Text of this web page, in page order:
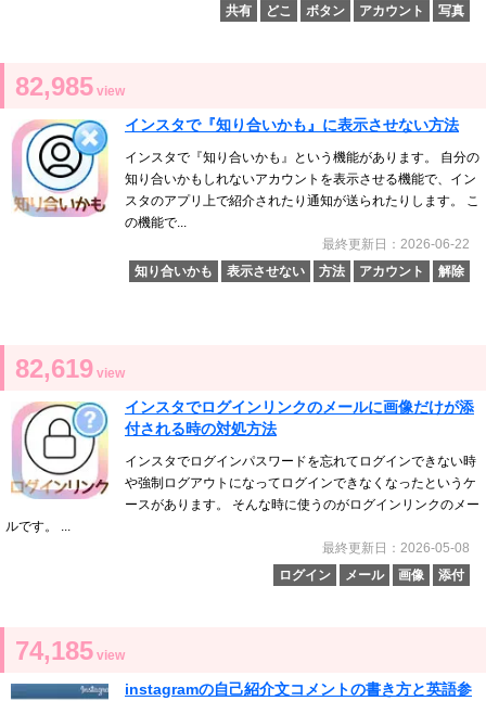
共有
どこ ボタン アカウント 写真
82,985 view
インスタで『知り合いかも』に表示させない方法
インスタで『知り合いかも』という機能があります。 自分の
知り合いかもしれないアカウントを表示させる機能で、イン
スタのアプリ上で紹介されたり通知が送られたりします。 こ
の機能で...
最終更新日：2026-06-22
知り合いかも
表示させない 方法 アカウント 解除
82,619 view
インスタでログインリンクのメールに画像だけが添
付される時の対処方法
インスタでログインパスワードを忘れてログインできない時
や強制ログアウトになってログインできなくなったというケ
ースがあります。 そんな時に使うのがログインリンクのメー
ルです。 ...
最終更新日：2026-05-08
ログイン
メール 画像 添付
74,185 view
instagramの自己紹介文コメントの書き方と英語参